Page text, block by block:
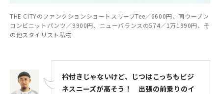
THE CITYのファンクションショートスリーブTee／6600円、同ウーブン
コンビニットパンツ／9900円、ニューバランスの574／1万1990円、そ
の他スタイリスト私物
衿付きじゃないけど、じつはこっちもビジ
ネスニーズが高そう！ 出張の前乗りのイ